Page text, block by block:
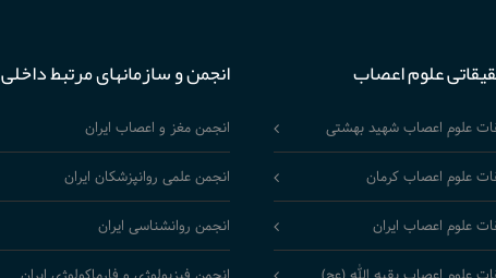
علوم اعصاب
علوم اعصاب شهید بهشتی
علوم اعصاب کرمان
علوم اعصاب ایران
انجمن و سازمانهای مرتبط داخلی
انجمن مغز و اعصاب ایران
انجمن علمی روانپزشکان ایران
انجمن روانشناسی ایران